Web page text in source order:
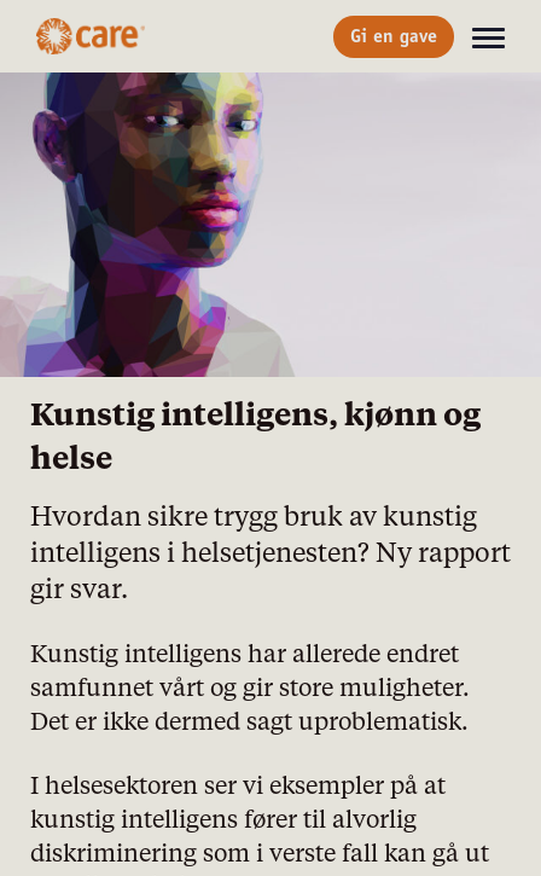
Gi en gave
Kunstig intelligens, kjønn og
helse
Hvordan sikre trygg bruk av kunstig
intelligens i helsetjenesten? Ny rapport
gir svar.
Kunstig intelligens har allerede endret
samfunnet vårt og gir store muligheter.
Det er ikke dermed sagt uproblematisk.
I helsesektoren ser vi eksempler på at
kunstig intelligens fører til alvorlig
diskriminering som i verste fall kan gå ut